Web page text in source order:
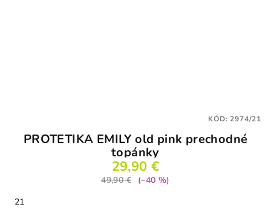
PROTETIKA EMILY old pink prechodné
topánky
29,90 €
49,90 €
(–40 %)
21
KÓD:2974/21